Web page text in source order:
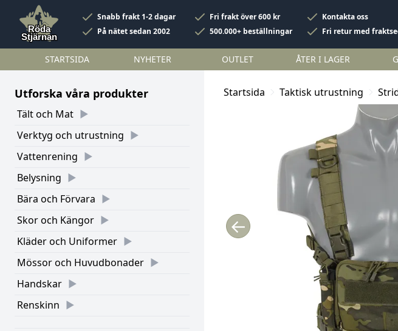
Snabb frakt 1-2 dagar Fri frakt över 600 kr
Kontakta oss
På nätet sedan 2002
500.000+ beställningar Fri retur med
STARTSIDA NYHETER OUTLET ÅTER I LAGER
Utforska våra produkter
Tält och Mat
Verktyg och utrustning
Vattenrening
Belysning
Bära och Förvara
Skor och Kängor
Kläder och Uniformer
Mössor och Huvudbonader
Handskar
Renskinn
Startsida Taktisk utrustning
←